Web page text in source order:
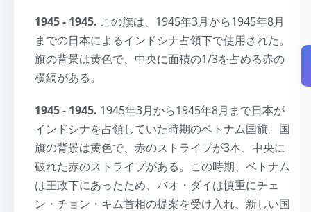
1945 - 1945. この旗は、1945年3月から1945年8月
までの日本によるインドシナ占領下で使用された。
旗の背景は黄色で、中央に面積の1/3を占める赤の
横縞がある。
1945 - 1945. 1945年3月から1945年8月まで日本が
インドシナを占領していた時期のベトナム国旗。国
旗の背景は黄色で、赤のストライプが3本、中央に
破れた赤のストライプがある。この時期、ベトナム
は王政下にあったため、バオ・ダイは慎重にチェ
ン・チョン・キム首相の提案を受け入れ、新しい国